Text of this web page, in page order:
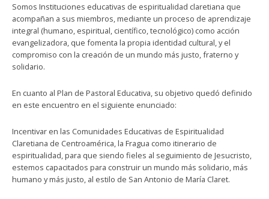
Somos Instituciones educativas de espiritualidad claretiana que
acompañan a sus miembros, mediante un proceso de aprendizaje
integral (humano, espiritual, científico, tecnológico) como acción
evangelizadora, que fomenta la propia identidad cultural, y el
compromiso con la creación de un mundo más justo, fraterno y
solidario.
En cuanto al Plan de Pastoral Educativa, su objetivo quedó definido
en este encuentro en el siguiente enunciado:
Incentivar en las Comunidades Educativas de Espiritualidad
Claretiana de Centroamérica, la Fragua como itinerario de
espiritualidad, para que siendo fieles al seguimiento de Jesucristo,
estemos capacitados para construir un mundo más solidario, más
humano y más justo, al estilo de San Antonio de María Claret.